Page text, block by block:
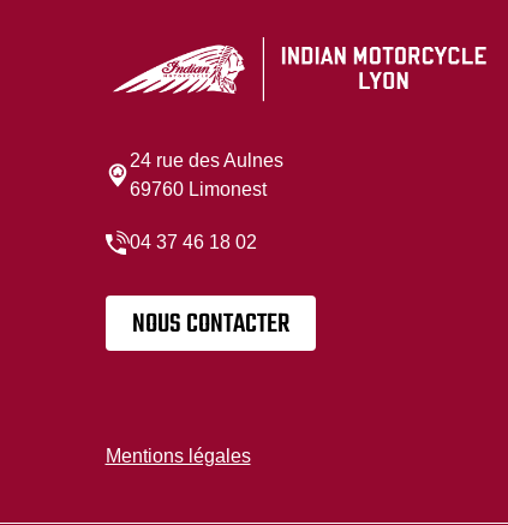
24 rue des Aulnes
69760 Limonest
04 37 46 18 02
NOUS CONTACTER
Mentions légales